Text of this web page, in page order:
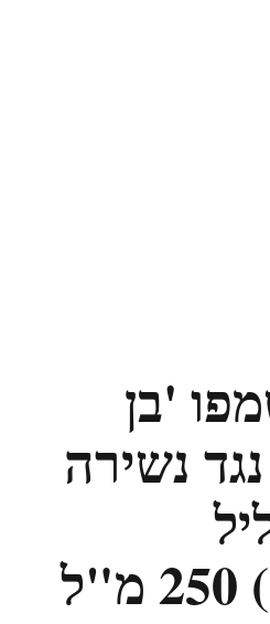
'בן
נשירה